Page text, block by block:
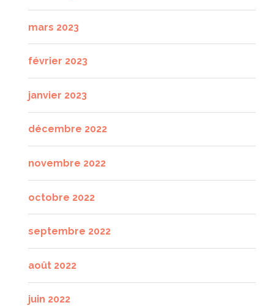
mars 2023
février 2023
janvier 2023
décembre 2022
novembre 2022
octobre 2022
septembre 2022
août 2022
juin 2022